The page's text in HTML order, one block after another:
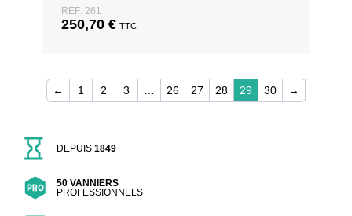
REF: 261
250,70 € TTC
← 1 2 3 … 26 27 28 29 30 →
DEPUIS1849
50 VANNIERS
PROFESSIONNELS